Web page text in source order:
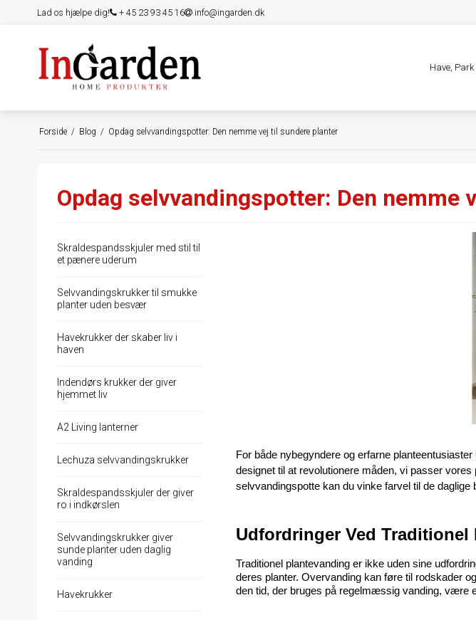
Lad os hjælpe dig! + 45 23 93 45 16 info@ingarden.dk
Have,
Forside / Blog / Opdag selvvandingspotter: Den nemme vej til sundere planter
Opdag selvvandingspotter: Den nemme
Skraldespandsskjuler med stil til
et pænere uderum
Selvvandingskrukker til smukke
planter uden besvær
Havekrukker der skaber liv i
haven
Indendørs krukker der giver
hjemmet liv
A2 Living lanterner
Lechuza selvvandingskrukker
Skraldespandsskjuler der giver
ro i indkørslen
Selvvandingskrukker giver
sunde planter uden daglig
vanding
Havekrukker
For både nybegyndere og erfarne
designet til at revolutionere måden, vi passer
selvvandingspotte kan du vinke farvel til de
Udfordringer Ved Traditionel
Traditionel plantevanding er ikke uden sine
deres planter. Overvanding kan føre til rodskader
den tid, der bruges på regelmæssig vanding, være